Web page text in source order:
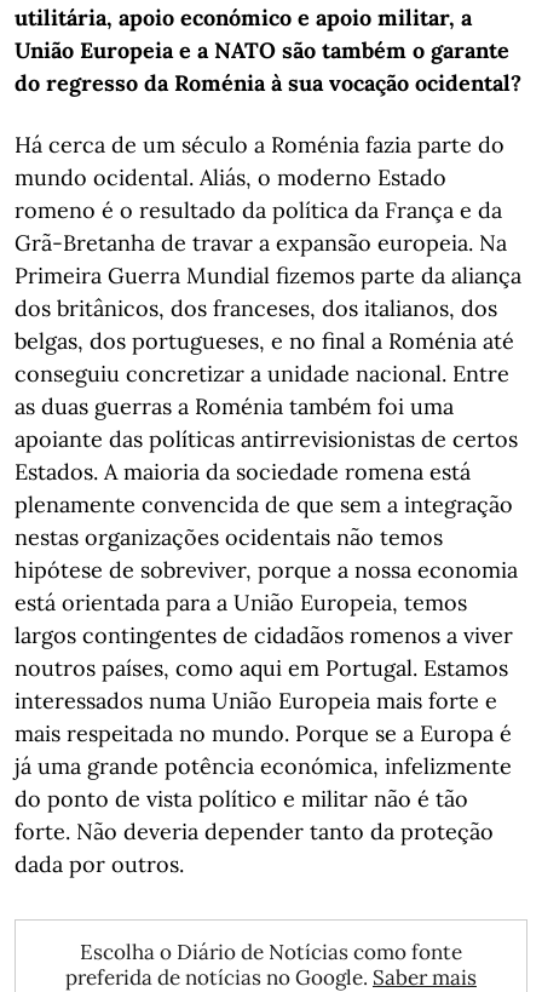
utilitária, apoio económico e apoio militar, a
União Europeia e a NATO são também o garante
do regresso da Roménia à sua vocação ocidental?
Há cerca de um século a Roménia fazia parte do
mundo ocidental. Aliás, o moderno Estado
romeno é o resultado da política da França e da
Grã-Bretanha de travar a expansão europeia. Na
Primeira Guerra Mundial fizemos parte da aliança
dos britânicos, dos franceses, dos italianos, dos
belgas, dos portugueses, e no final a Roménia até
conseguiu concretizar a unidade nacional. Entre
as duas guerras a Roménia também foi uma
apoiante das políticas antirrevisionistas de certos
Estados. A maioria da sociedade romena está
plenamente convencida de que sem a integração
nestas organizações ocidentais não temos
hipótese de sobreviver, porque a nossa economia
está orientada para a União Europeia, temos
largos contingentes de cidadãos romenos a viver
noutros países, como aqui em Portugal. Estamos
interessados numa União Europeia mais forte e
mais respeitada no mundo. Porque se a Europa é
já uma grande potência económica, infelizmente
do ponto de vista político e militar não é tão
forte. Não deveria depender tanto da proteção
dada por outros.
Escolha o Diário de Notícias como fonte
preferida de notícias no Google. Saber mais